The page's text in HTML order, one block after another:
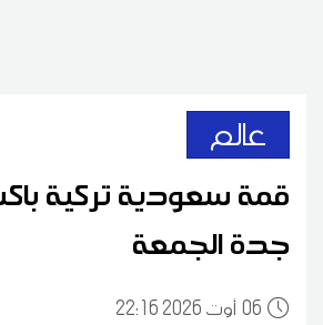
عالم
قمة سعودية تركية
جدة الجمعة
0622:16 2026 أوت